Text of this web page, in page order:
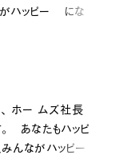
呂合わせで １
に制定されまし
では いけなか
かねぇ〜？(^ ^)
がハッピー にな
りましょう 越
い山に 書類の
。 あと少し
ます〜(^_^) で
ホー ムズ社長
あなたもハッピ
みんながハッピー